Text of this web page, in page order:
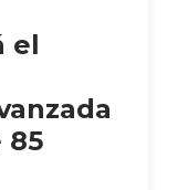
el
85